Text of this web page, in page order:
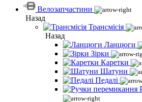
Велозапчастини
Назад
Трансмісія
Назад
Ланцюги
Зірки
Каретки
Шатуни
Педалі